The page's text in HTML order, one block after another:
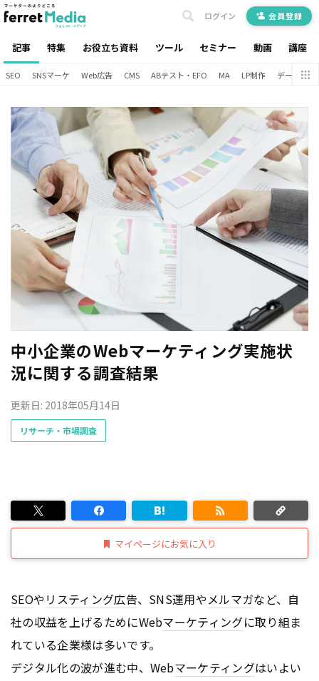
記事 特集 お役立ち資料 ツール セミナー 動画 講座
ログイン 会員登録
SEO SNSマーケ Web広告 CMS ABテスト・EFO MA LP制作 データ分析
中小企業のWebマーケティング実施状
況に関する調査結果
更新日: 2018年05月14日
リサーチ・市場調査
マイページにお気に入り
SEOやリスティング広告、SNS運用やメルマガなど、自
社の収益を上げるためにWebマーケティングに取り組ま
れている企業様は多いです。
デジタル化の波が進む中、Webマーケティングはいよい